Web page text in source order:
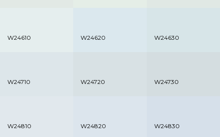
W24610 W24620 W24630
W24710 W24720 W24730
W24810 W24820 W24830